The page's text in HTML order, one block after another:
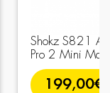
Shokz S821
Pro 2 Mini
199,00€